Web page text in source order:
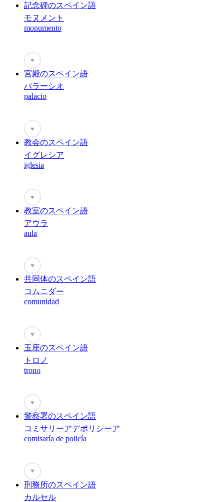
記念碑のスペイン語
モヌメント
monumento
♥
宮殿のスペイン語
パラーシオ
palacio
♥
教会のスペイン語
イグレシア
iglesia
♥
教室のスペイン語
アウラ
aula
♥
共同体のスペイン語
コムニダー
comunidad
♥
玉座のスペイン語
トロノ
trono
♥
警察署のスペイン語
コミサリーアデポリシーア
comisaría de policía
♥
刑務所のスペイン語
カルセル